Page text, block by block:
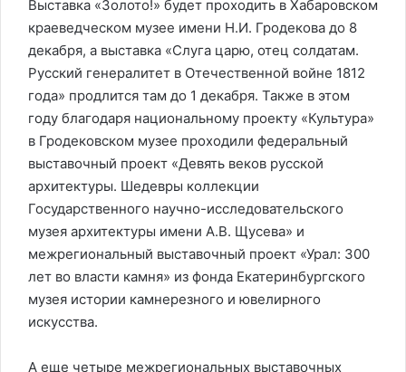
Выставка «Золото!» будет проходить в Хабаровском
краеведческом музее имени Н.И. Гродекова до 8
декабря, а выставка «Слуга царю, отец солдатам.
Русский генералитет в Отечественной войне 1812
года» продлится там до 1 декабря. Также в этом
году благодаря национальному проекту «Культура»
в Гродековском музее проходили федеральный
выставочный проект «Девять веков русской
архитектуры. Шедевры коллекции
Государственного научно-исследовательского
музея архитектуры имени А.В. Щусева» и
межрегиональный выставочный проект «Урал: 300
лет во власти камня» из фонда Екатеринбургского
музея истории камнерезного и ювелирного
искусства.
А еще четыре межрегиональных выставочных